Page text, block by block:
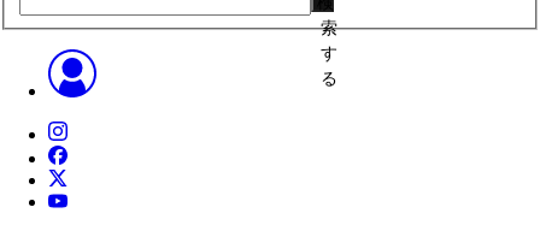
索
す
る